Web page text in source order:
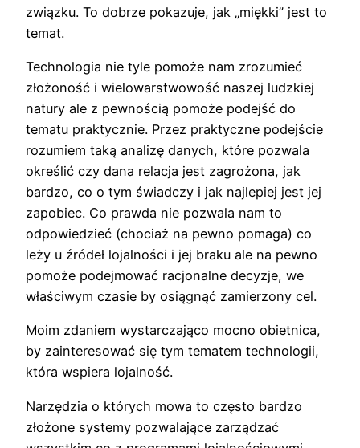
związku. To dobrze pokazuje, jak „miękki” jest to
temat.
Technologia nie tyle pomoże nam zrozumieć
złożoność i wielowarstwowość naszej ludzkiej
natury ale z pewnością pomoże podejść do
tematu praktycznie. Przez praktyczne podejście
rozumiem taką analizę danych, które pozwala
określić czy dana relacja jest zagrożona, jak
bardzo, co o tym świadczy i jak najlepiej jest jej
zapobiec. Co prawda nie pozwala nam to
odpowiedzieć (chociaż na pewno pomaga) co
leży u źródeł lojalności i jej braku ale na pewno
pomoże podejmować racjonalne decyzje, we
właściwym czasie by osiągnąć zamierzony cel.
Moim zdaniem wystarczająco mocno obietnica,
by zainteresować się tym tematem technologii,
która wspiera lojalność.
Narzędzia o których mowa to często bardzo
złożone systemy pozwalające zarządzać